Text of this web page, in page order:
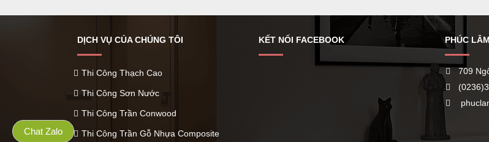
DỊCH VỤ CỦA CHÚNG TÔI
Thi Công Thạch Cao
Thi Công Sơn Nước
Thi Công Trần Conwood
Thi Công Trần Gỗ Nhựa Composite
KẾT NỐI FACEBOOK PHÚC
709
Chat Zalo